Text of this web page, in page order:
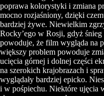
poprawa kolorystyki i zmiana
mocno rozjaśniony, dzięki
bardziej żywe. Niewielkim
Rocky’ego w Rosji, gdyż śnieg
powoduje, że film wygląda na
większy problem powoduje
ucięcia górnej i dolnej części
na szerokich krajobrazach i
wyglądały bardziej epicko.
i w pośpiechu. Niektóre ujęcia